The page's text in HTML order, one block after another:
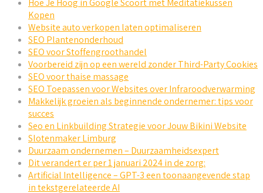
Hoe Je Hoog in Google Scoort met Meditatiekussen
Kopen
Website auto verkopen laten optimaliseren
SEO Plantenonderhoud
SEO voor Stoffengroothandel
Voorbereid zijn op een wereld zonder Third-Party Cookies
SEO voor thaise massage
SEO Toepassen voor Websites over Infraroodverwarming
Makkelijk groeien als beginnende ondernemer: tips voor
succes
Seo en Linkbuilding Strategie voor Jouw Bikini Website
Slotenmaker Limburg
Duurzaam ondernemen – Duurzaamheidsexpert
Dit verandert er per 1 januari 2024 in de zorg:
Artificial Intelligence – GPT-3 een toonaangevende stap
in tekstgerelateerde AI